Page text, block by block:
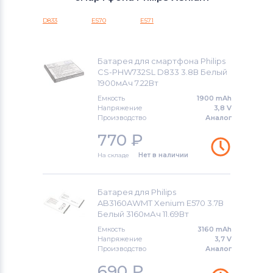
Аккумуляторы для смартфонов
OPPO
Аккумуляторы для смартфонов HTC
Аккумуляторы для смартфонов
Prestigio
Аккумуляторы для смартфонов
Zopo
Аккумуляторы для смартфонов
W Series
Xenium
Xenium CTX
Xenium V
D833 E570 E571
Батарея для смартфона Philips
CS-PHW732SL D833 3.8В Белый
1900мАч 7.22Вт
Емкость
1900 mAh
Напряжение
3,8 V
Производство
Аналог
770 ₽
На складе Нет в наличии
Батарея для Philips
AB3160AWMT Xenium E570 3.7В
Белый 3160мАч 11.69Вт
Емкость
3160 mAh
Напряжение
3,7 V
Производство
Аналог